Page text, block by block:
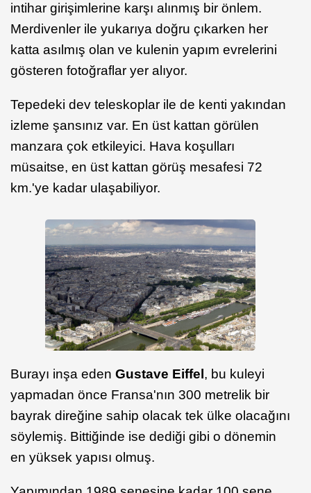
intihar girişimlerine karşı alınmış bir önlem.
Merdivenler ile yukarıya doğru çıkarken her
katta asılmış olan ve kulenin yapım evrelerini
gösteren fotoğraflar yer alıyor.
Tepedeki dev teleskoplar ile de kenti yakından
izleme şansınız var. En üst kattan görülen
manzara çok etkileyici. Hava koşulları
müsaitse, en üst kattan görüş mesafesi 72
km.'ye kadar ulaşabiliyor.
Burayı inşa eden Gustave Eiffel , bu kuleyi
yapmadan önce Fransa'nın 300 metrelik bir
bayrak direğine sahip olacak tek ülke olacağını
söylemiş. Bittiğinde ise dediği gibi o dönemin
en yüksek yapısı olmuş.